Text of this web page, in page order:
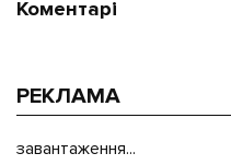
Коментарі
РЕКЛАМА
завантаження...